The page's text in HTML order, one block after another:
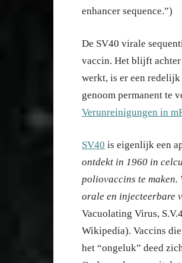
enhancer sequence.”)
De SV40 virale
vaccin. Het blijft achter
werkt, is er een
genoom permanent te
Verunreinigungen in
SV40 is eigenlijk een
ontdekt in 1960 in
poliovaccins te maken.
orale en injecteerbare
Vacuolating Virus,
Wikipedia). Vaccins
het “ongeluk” deed